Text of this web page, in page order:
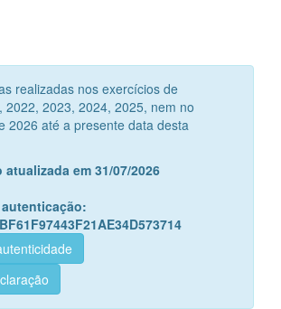
realizadas nos exercícios de
2022, 2023, 2024, 2025, nem no
2026 até a presente data desta
atualizada em 31/07/2026